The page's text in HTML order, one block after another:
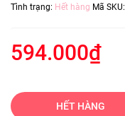
Tình trạng: Hết hàng Mã SKU:
594.000₫
HẾT HÀNG